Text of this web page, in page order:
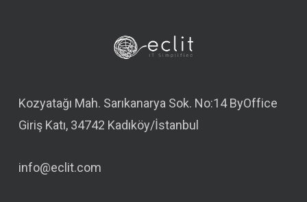
Kozyatağı Mah. Sarıkanarya Sok. No:14 ByOffice
Giriş Katı, 34742 Kadıköy/İstanbul
info@eclit.com